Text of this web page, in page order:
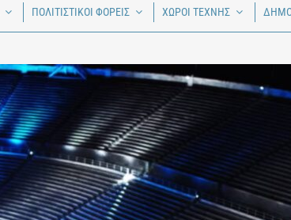
ΠΟΛΙΤΙΣΤΙΚΟΙ ΦΟΡΕΙΣ ΧΩΡΟΙ ΤΕΧΝΗΣ